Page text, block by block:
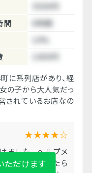
3500円
間
6時間
10%
1000円
に系列店があり、経
の子から大人気だっ
されているお店なの
★★★★☆
ました。 ヘルプメ
フリーについたら
ただけます